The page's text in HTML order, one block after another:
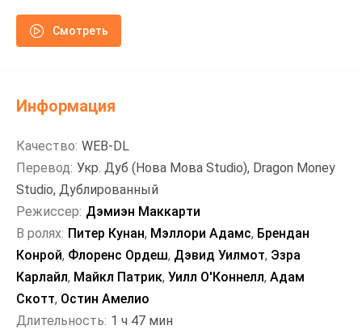
Смотреть
Информация
Качество: WEB-DL
Перевод: Укр. Дуб (Нова Мова Studio), Dragon Money
Studio, Дублированный
Режиссер: Дэмиэн Маккарти
В ролях: Питер Кунан, Мэллори Адамс, Брендан
Конрой, Флоренс Ордеш, Дэвид Уилмот, Эзра
Карлайл, Майкл Патрик, Уилл О'Коннелл, Адам
Скотт, Остин Амелио
Длительность: 1 ч 47 мин